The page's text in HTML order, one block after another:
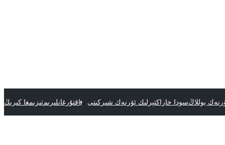
يوللاڭسودا خاراكتېرلىك ئۆرنەك شىركىتى ياقتۇرغانلىرىمتىزىمغا كىرىڭ